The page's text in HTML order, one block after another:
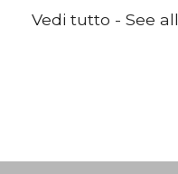
Vedi tutto - See all